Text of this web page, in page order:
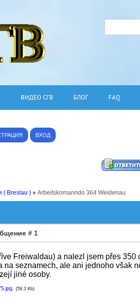
ВИДЕО СГВ БЛОГ FAQ
ВХОД
( Breslau ) » Arbeitskomanndo 364 Weidenau
# 1
Freiwaldau) a nalezl jsem přes 350
seznamech, ale ani jednoho však
jiné osoby.
(59.3 Kb)